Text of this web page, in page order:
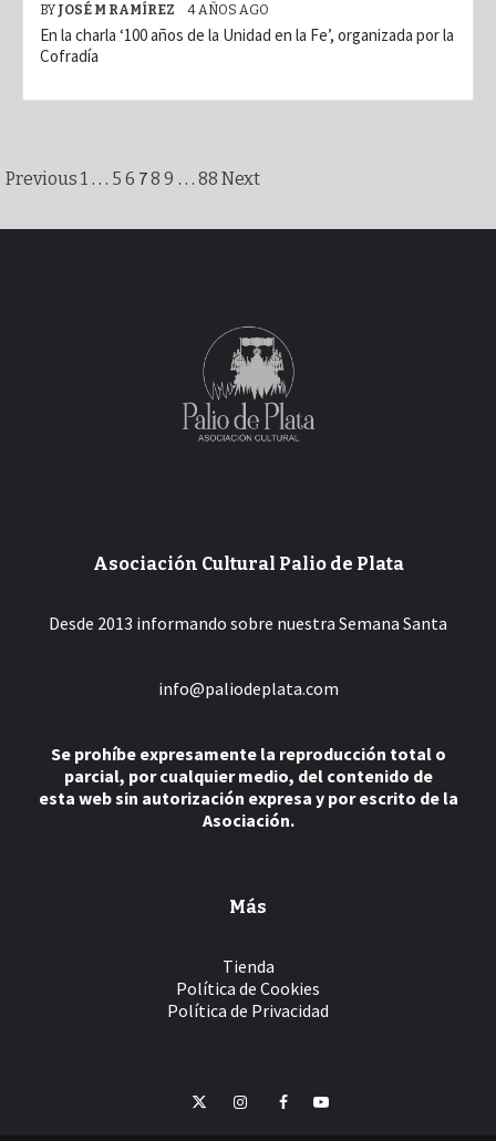
BY JOSÉ M RAMÍREZ 4 AÑOS AGO
En la charla ‘100 años de la Unidad en la Fe’, organizada por la
Cofradía
Paginación
de
Previous 1 … 5 6 78 9 … 88 Next
Asociación Cultural Palio de Plata
Desde 2013 informando sobre nuestra Semana Santa
info@paliodeplata.com
Se prohíbe expresamente la reproducción total o
parcial, por cualquier medio, del contenido de
esta web sin autorización expresa y por escrito de la
Asociación.
Más
Tienda
Política de Cookies
Política de Privacidad
TwitterInstagramFacebookYouTube